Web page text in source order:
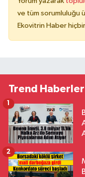
ve tüm sorumluluğu
Ekovitrin Haber
Trend Haberler
1
2